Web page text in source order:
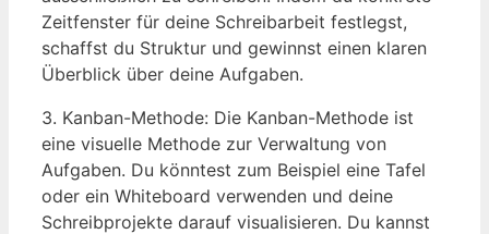
Zeitfenster​ für deine Schreibarbeit festlegst,
schaffst du Struktur und⁤ gewinnst einen klaren
Überblick ⁤über deine Aufgaben.
3. ⁣Kanban-Methode: Die Kanban-Methode ist
eine visuelle Methode zur Verwaltung von
Aufgaben. Du könntest zum ⁢Beispiel eine ⁣Tafel
oder ein Whiteboard verwenden und deine
‍Schreibprojekte darauf visualisieren. Du kannst